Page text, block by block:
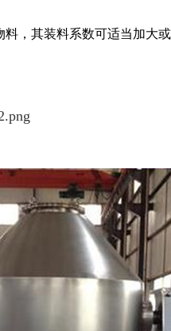
，其装料系数可适当加大或